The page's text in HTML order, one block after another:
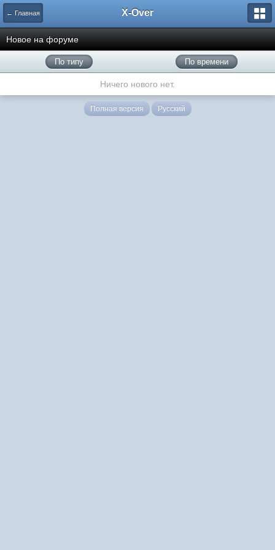
← Главная X-Over
Новое на форуме
По типу По времени
Ничего нового нет.
Полная версия Русский